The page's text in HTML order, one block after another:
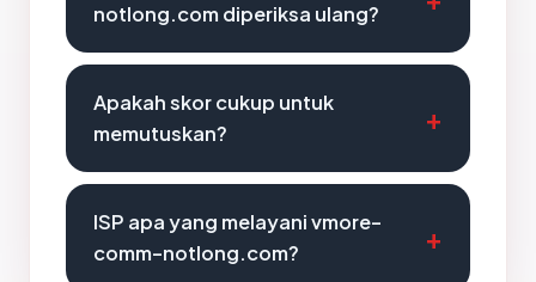
notlong.com diperiksa ulang?
Apakah skor cukup untuk
memutuskan?
ISP apa yang melayani vmore-
comm-notlong.com?